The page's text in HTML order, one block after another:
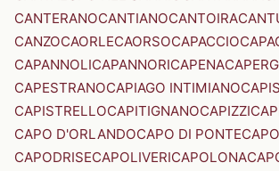
CANTERANOCANTIANOCANTOIRA
CANZOCAORLECAORSOCAPACCIO
CAPANNOLICAPANNORICAPENA
CAPESTRANOCAPIAGO INTIMIANO
CAPISTRELLOCAPITIGNANOCAPIZZI
CAPO D'ORLANDOCAPO DI PONTE
CAPODRISECAPOLIVERICAPOLONA